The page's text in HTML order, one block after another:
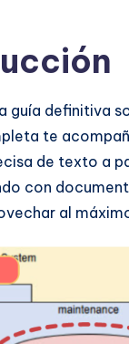
guía definitiva
te
de texto a
con
al